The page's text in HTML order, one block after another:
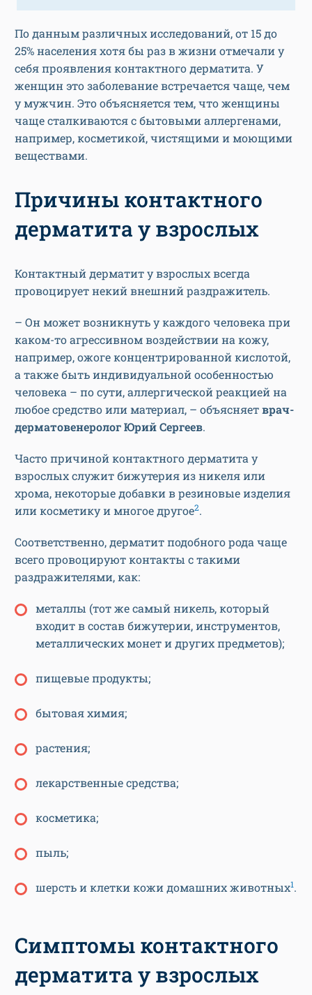
По данным различных исследований, от 15 до
25% населения хотя бы раз в жизни отмечали у
себя проявления контактного дерматита. У
женщин это заболевание встречается чаще, чем
у мужчин. Это объясняется тем, что женщины
чаще сталкиваются с бытовыми аллергенами,
например, косметикой, чистящими и моющими
веществами.
Причины контактного
дерматита у взрослых
Контактный дерматит у взрослых всегда
провоцирует некий внешний раздражитель.
– Он может возникнуть у каждого человека при
каком-то агрессивном воздействии на кожу,
например, ожоге концентрированной кислотой,
а также быть индивидуальной особенностью
человека – по сути, аллергической реакцией на
любое средство или материал, – объясняетврач-
дерматовенеролог Юрий Сергеев.
Часто причиной контактного дерматита у
взрослых служит бижутерия из никеля или
хрома, некоторые добавки в резиновые изделия
или косметику и многое другое2.
Соответственно, дерматит подобного рода чаще
всего провоцируют контакты с такими
раздражителями, как:
металлы (тот же самый никель, который
входит в состав бижутерии, инструментов,
металлических монет и других предметов);
пищевые продукты;
бытовая химия;
растения;
лекарственные средства;
косметика;
пыль;
шерсть и клетки кожи домашних животных1.
Симптомы контактного
дерматита у взрослых